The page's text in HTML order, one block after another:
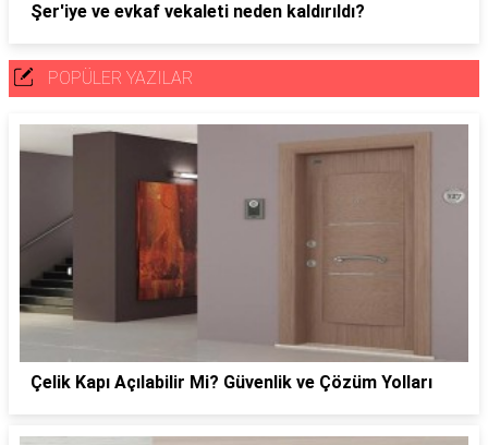
Şer'iye ve evkaf vekaleti neden kaldırıldı?
POPÜLER YAZILAR
Çelik Kapı Açılabilir Mi? Güvenlik ve Çözüm Yolları